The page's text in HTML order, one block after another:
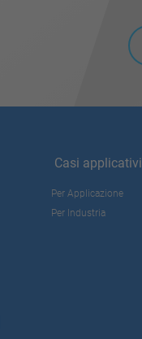
Casi applicativi
Per Applicazione
Per Industria